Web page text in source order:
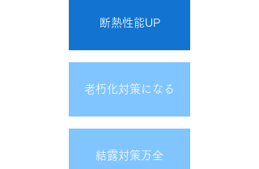
断熱性能UP
老朽化対策になる
結露対策万全